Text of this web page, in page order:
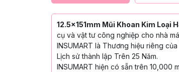
12.5x151mm Mũi Khoan Kim Loại
cụ và vật tư công nghiệp cho nhà
INSUMART là Thương hiệu riêng
Lịch sử thành lập Trên 25 Năm.
INSUMART hiện có sẵn trên 10,000